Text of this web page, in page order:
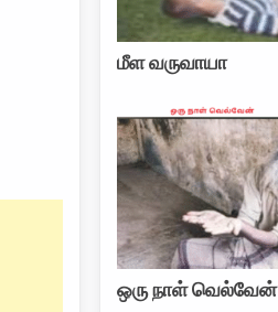
மீள வருவாயா
ஒரு நாள் வெல்வேன்